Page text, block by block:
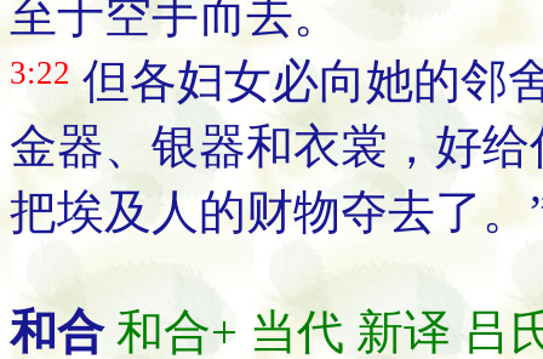
至于空手而去。
3:22但各妇女必向她的邻
金器、银器和衣裳，好
把埃及人的财物夺去了。
和合 和合+ 当代 新译 吕